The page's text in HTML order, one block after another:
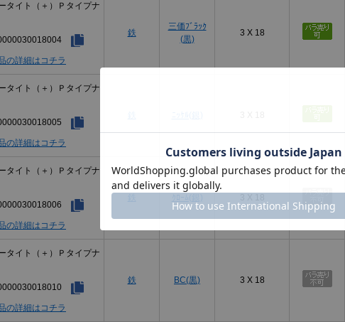
タイト（＋）Ｐタイプナ
の詳細はコチラ
鉄
三価ﾌﾞﾗｯｸ
(黒)
3 X 18
タイト（＋）Ｐタイプナ
の詳細はコチラ
タイト（＋）Ｐタイプナ
の詳細はコチラ
タイト（＋）Ｐタイプナ
の詳細はコチラ
鉄 BC(黒) 3 X 18